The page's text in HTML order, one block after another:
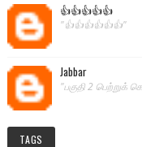
👍👍👍👍👍
"👍👍👍👍👍👍"
Jabbar
"பகுதி 2 பெற்றுக்
TAGS